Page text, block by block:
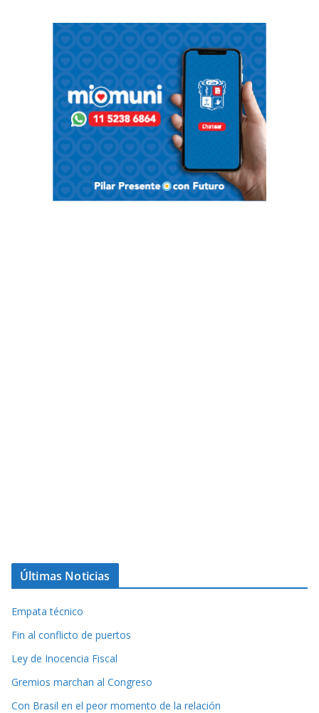
Últimas Noticias
Empata técnico
Fin al conflicto de puertos
Ley de Inocencia Fiscal
Gremios marchan al Congreso
Con Brasil en el peor momento de la relación